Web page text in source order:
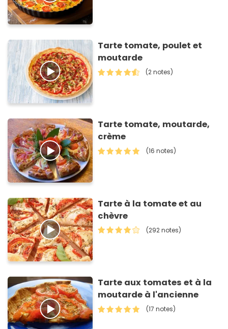
Tarte tomate, poulet et
moutarde
(2 notes)
Tarte tomate, moutarde,
crème
(16 notes)
Tarte à la tomate et au
chèvre
(292 notes)
Tarte aux tomates et à la
moutarde à l'ancienne
(17 notes)